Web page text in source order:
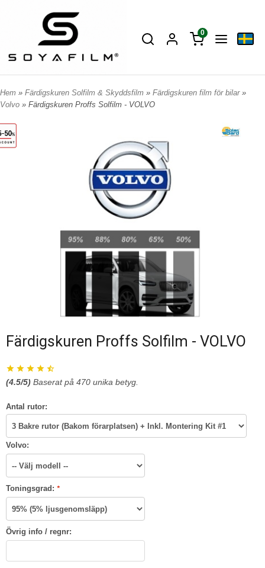
0
Hem » Färdigskuren Solfilm & Skyddsfilm » Färdigskuren film för bilar »
Volvo » Färdigskuren Proffs Solfilm - VOLVO
Färdigskuren Proffs Solfilm - VOLVO
(4.5/5) Baserat på 470 unika betyg.
Antal rutor:
Volvo:
Toningsgrad: *
Övrig info / regnr: